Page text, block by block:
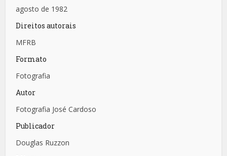
agosto de 1982
Direitos autorais
MFRB
Formato
Fotografia
Autor
Fotografia José Cardoso
Publicador
Douglas Ruzzon